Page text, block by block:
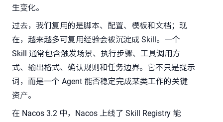
生变化。
过去，我们复用的是脚本、配置、模板和文档；现
在，越来越多可复用经验会被沉淀成 Skill。一个
Skill 通常包含触发场景、执行步骤、工具调用方
式、输出格式、确认规则和任务边界。它不只是提示
词，而是一个 Agent 能否稳定完成某类工作的关键
资产。
在 Nacos 3.2 中，Nacos 上线了 Skill Registry 能